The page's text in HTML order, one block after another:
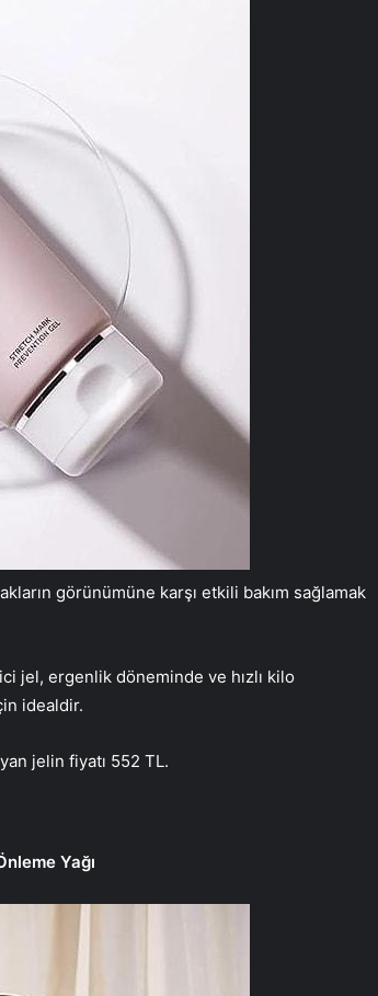
görünümüne karşı etkili bakım sağlamak
jel, ergenlik döneminde ve hızlı kilo
idealdir.
jelin fiyatı 552 TL.
Yağı